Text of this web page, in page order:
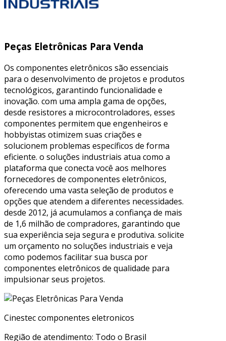
Peças Eletrônicas Para Venda
Os componentes eletrônicos são essenciais
para o desenvolvimento de projetos e produtos
tecnológicos, garantindo funcionalidade e
inovação. com uma ampla gama de opções,
desde resistores a microcontroladores, esses
componentes permitem que engenheiros e
hobbyistas otimizem suas criações e
solucionem problemas específicos de forma
eficiente. o soluções industriais atua como a
plataforma que conecta você aos melhores
fornecedores de componentes eletrônicos,
oferecendo uma vasta seleção de produtos e
opções que atendem a diferentes necessidades.
desde 2012, já acumulamos a confiança de mais
de 1,6 milhão de compradores, garantindo que
sua experiência seja segura e produtiva. solicite
um orçamento no soluções industriais e veja
como podemos facilitar sua busca por
componentes eletrônicos de qualidade para
impulsionar seus projetos.
Cinestec componentes eletronicos
Região de atendimento: Todo o Brasil